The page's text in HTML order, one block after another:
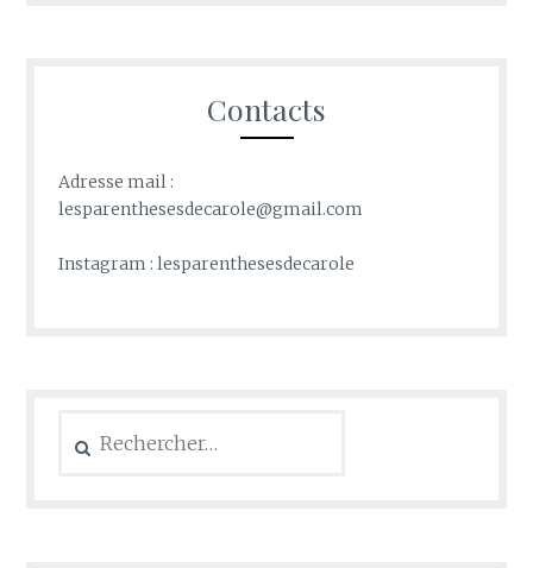
Contacts
Adresse mail :
lesparenthesesdecarole@gmail.com
Instagram : lesparenthesesdecarole